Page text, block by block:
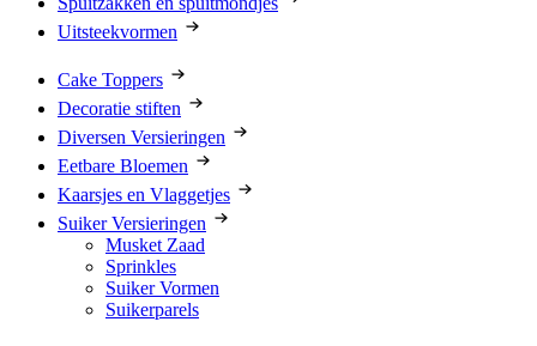
Uitsteekvormen
Cake Toppers
Decoratie stiften
Diversen Versieringen
Eetbare Bloemen
Kaarsjes en Vlaggetjes
Suiker Versieringen
Musket Zaad
Sprinkles
Suiker Vormen
Suikerparels